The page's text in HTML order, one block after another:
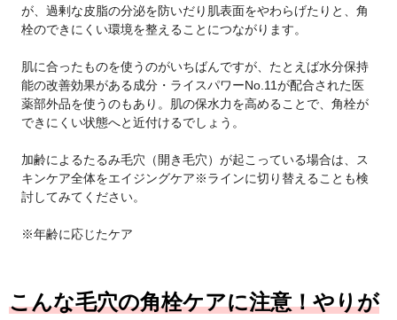
が、過剰な皮脂の分泌を防いだり肌表面をやわらげたりと、角
栓のできにくい環境を整えることにつながります。
肌に合ったものを使うのがいちばんですが、たとえば水分保持
能の改善効果がある成分・ライスパワーNo.11が配合された医
薬部外品を使うのもあり。肌の保水力を高めることで、角栓が
できにくい状態へと近付けるでしょう。
加齢によるたるみ毛穴（開き毛穴）が起こっている場合は、ス
キンケア全体をエイジングケア※ラインに切り替えることも検
討してみてください。
※年齢に応じたケア
こんな毛穴の角栓ケアに注意！やりが